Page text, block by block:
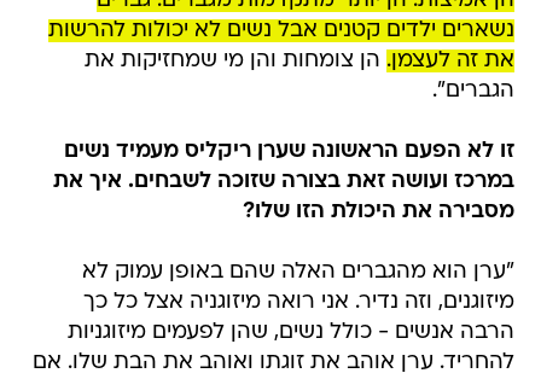
נשארים ילדים קטנים אבל נשים לא יכולות להרשות
את זה לעצמן. הן צומחות והן מי שמחזיקות את
הגברים".
זו לא הפעם הראשונה שערן ריקליס מעמיד נשים
במרכז ועושה זאת בצורה שזוכה לשבחים. איך את
מסבירה את היכולת הזו שלו?
"ערן הוא מהגברים האלה שהם באופן עמוק לא
מיזוגנים, וזה נדיר. אני רואה מיזוגניה אצל כל כך
הרבה אנשים - כולל נשים, שהן לפעמים מיזוגניות
להחריד. ערן אוהב את זוגתו ואוהב את הבת שלו. אם